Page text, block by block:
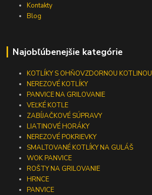
Kontakty
Blog
Najobľúbenejšie kategórie
KOTLÍKY S OHŇOVZDORNOU KOTLINOU
NEREZOVÉ KOTLÍKY
PANVICE NA GRILOVANIE
VEĽKÉ KOTLE
ZABÍJAČKOVÉ SÚPRAVY
LIATINOVÉ HORÁKY
NEREZOVÉ POKRIEVKY
SMALTOVANÉ KOTLÍKY NA GULÁŠ
WOK PANVICE
ROŠTY NA GRILOVANIE
HRNCE
PANVICE